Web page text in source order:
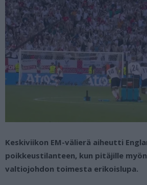
Keskiviikon EM-välierä aiheutti
poikkeustilanteen, kun pitäjille
valtiojohdon toimesta erikoislupa.